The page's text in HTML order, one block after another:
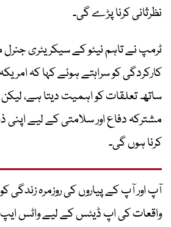
نظرثانی کرنا پڑے گی۔
ٹرمپ نے تاہم نیٹو کے سیکریٹری
کارکردگی کو سراہتے ہوئے کہا کہ
ساتھ تعلقات کو اہمیت دیتا ہے،
مشترکہ دفاع اور سلامتی کے لیے اپنی
کرنا ہوں گی۔
آپ اور آپ کے پیاروں کی روزمرہ زندگی
واقعات کی اپ ڈیٹس کے لیے واٹس ایپ